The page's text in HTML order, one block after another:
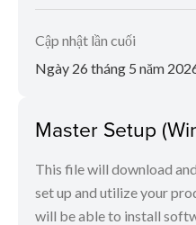
Cập nhật lần cuối
Ngày 26 tháng 5 năm
Master Setup
This file will download
set up and utilize your
will be able to install